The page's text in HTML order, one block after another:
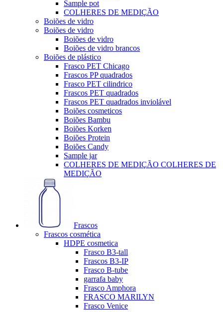
Sample pot
COLHERES DE MEDIÇÃO
Boiões de vidro
Boiões de vidro
Boiões de vidro
Boiões de vidro brancos
Boiões de plástico
Frasco PET Chicago
Frascos PP quadrados
Frasco PET cilindrico
Frascos PET quadrados
Frascos PET quadrados inviolável
Boiões cosmeticos
Boiões Bambu
Boiões Korken
Boiões Protein
Boiões Candy
Sample jar
COLHERES DE MEDIÇÃO COLHERES DE
MEDIÇÃO
Frascos
Frascos cosmética
HDPE cosmetica
Frasco B3-tall
Frascos B3-IP
Frasco B-tube
garrafa baby
Frasco Amphora
FRASCO MARILYN
Frasco Venice